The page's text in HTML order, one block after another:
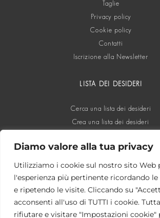
Diamo valore alla tua privacy
Utilizziamo i cookie sul nostro sito Web
l'esperienza più pertinente ricordando
e ripetendo le visite. Cliccando su
acconsenti all'uso di TUTTI i cookie.
rifiutare e visitare "Impostazioni cookie"
Taglie
Privacy policy
Cookie policy
Contatti
Iscrizione alla Newsletter
LISTA DEI DESIDERI
Cerca una lista dei desideri
Crea una lista dei desideri
SOCIAL